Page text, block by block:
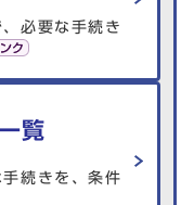
必要な手続き
覧
続きを、条件